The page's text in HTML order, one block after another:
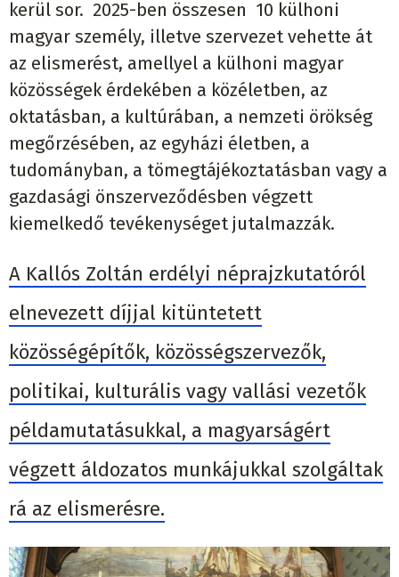
kerül sor. 2025-ben összesen 10 külhoni
magyar személy, illetve szervezet vehette át
az elismerést, amellyel a külhoni magyar
közösségek érdekében a közéletben, az
oktatásban, a kultúrában, a nemzeti örökség
megőrzésében, az egyházi életben, a
tudományban, a tömegtájékoztatásban vagy a
gazdasági önszerveződésben végzett
kiemelkedő tevékenységet jutalmazzák.
A Kallós Zoltán erdélyi néprajzkutatóról
elnevezett díjjal kitüntetett
közösségépítők, közösségszervezők,
politikai, kulturális vagy vallási vezetők
példamutatásukkal, a magyarságért
végzett áldozatos munkájukkal szolgáltak
rá az elismerésre.